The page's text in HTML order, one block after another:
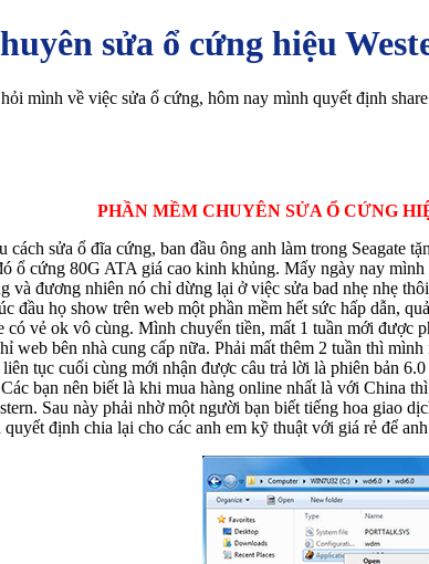
sửa ổ cứng hiệu
mình về việc sửa ổ cứng, hôm nay mình quyết định
PHẦN MỀM CHUYÊN SỬA Ổ CỨNG
sửa ổ đĩa cứng, ban đầu ông anh làm trong
ổ cứng 80G ATA giá cao kinh khủng. Mấy ngày nay
và đương nhiên nó chỉ dừng lại ở việc sửa bad nhẹ nhẹ
đầu họ show trên web một phần mềm hết sức hấp dẫn,
có vẻ ok vô cùng. Mình chuyển tiền, mất 1 tuần mới
web bên nhà cung cấp nữa. Phải mất thêm 2 tuần thì
tục cuối cùng mới nhận được câu trả lời là phiên bản
bạn nên biết là khi mua hàng online nhất là với China
Sau này phải nhờ một người bạn biết tiếng hoa giao
định chia lại cho các anh em kỹ thuật với giá rẻ để